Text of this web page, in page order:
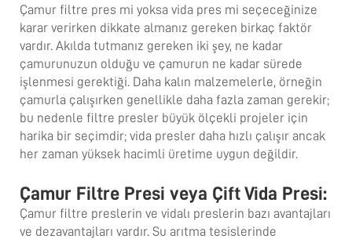
Çamur filtre pres mi yoksa vida pres mi seçeceğinize
karar verirken dikkate almanız gereken birkaç faktör
vardır. Akılda tutmanız gereken iki şey, ne kadar
çamurunuzun olduğu ve çamurun ne kadar sürede
işlenmesi gerektiği. Daha kalın malzemelerle, örneğin
çamurla çalışırken genellikle daha fazla zaman gerekir;
bu nedenle filtre presler büyük ölçekli projeler için
harika bir seçimdir; vida presler daha hızlı çalışır ancak
her zaman yüksek hacimli üretime uygun değildir.
Çamur Filtre Presi veya Çift Vida Presi:
Çamur filtre preslerin ve vidalı preslerin bazı avantajları
ve dezavantajları vardır. Su arıtma tesislerinde